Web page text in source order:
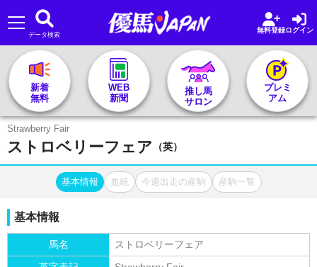
🏇 推し馬サロンTOP
レース一覧
プラン案内
データ検索
無料登録ログイン
新着
無料
WEB
新聞
推し馬
サロン
プレミ
アム
Strawberry Fair
ストロベリーフェア （英）
基本情報 血統 今週出走の産駒 産駒一覧
基本情報
馬名
ストロベリーフェア